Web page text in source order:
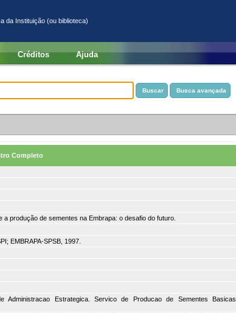
da Instituição (ou biblioteca)
Créditos Ajuda
Completo
a produção de sementes na Embrapa: o desafio do futuro.
EMBRAPA-SPSB, 1997.
Administracao Estrategica. Servico de Producao de Sementes Basicas